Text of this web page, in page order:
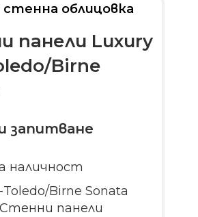
стенна облицовка
панели Luxury
Birne
запитване
наличност
Birne Sonata
панели